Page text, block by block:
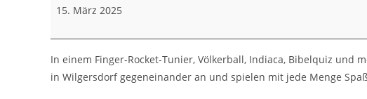
15. März 2025
In einem Finger-Rocket-Tunier, Völkerball, Indiaca, Bibelquiz und
in Wilgersdorf gegeneinander an und spielen mit jede Menge